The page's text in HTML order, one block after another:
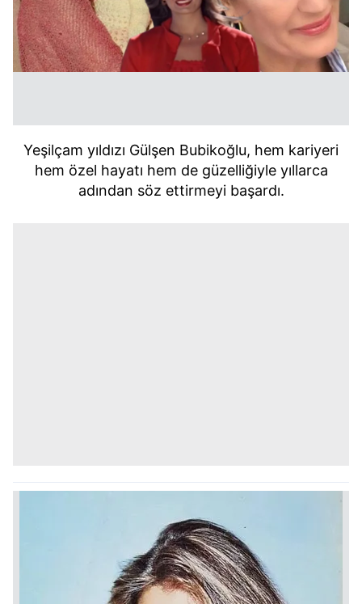
Yeşilçam yıldızı Gülşen Bubikoğlu, hem kariyeri
hem özel hayatı hem de güzelliğiyle yıllarca
adından söz ettirmeyi başardı.